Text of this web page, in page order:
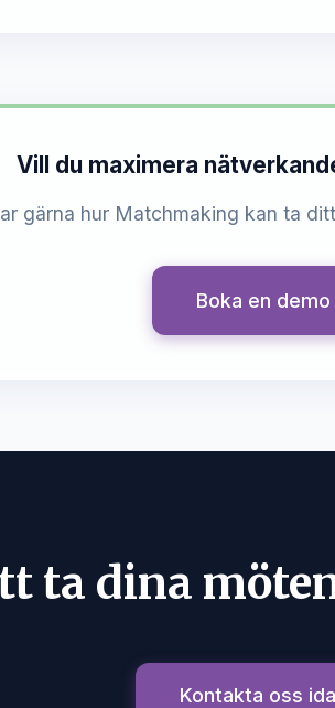
Vill du maximera
gärna hur Matchmaking kan ta
Boka en demo
ta dina
Kontakta oss